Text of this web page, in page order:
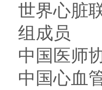
世界心脏
组成员
中国医师
中国心血